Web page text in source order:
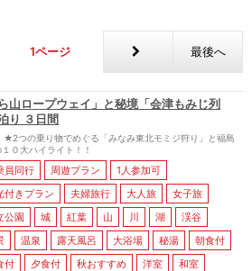
1 最後へ
山ロープウェイ」と秘境「会津もみじ列
り ３日間
★2つの乗り物でめぐる「みなみ東北モミジ狩り」と福島
０大ハイライト！！
員同行 周遊プラン
1人参加可
付きプラン
夫婦旅行 大人旅
女子旅
公園
城 紅葉 山 川 湖
渓谷
温泉 露天風呂 大浴場 秘湯
朝食付
付
夕食付 秋おすすめ 洋室
和室